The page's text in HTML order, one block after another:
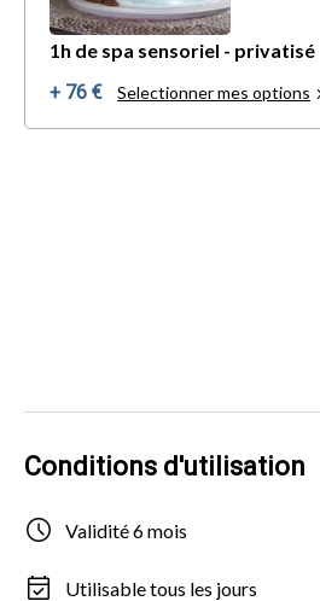
1h de spa sensoriel - privatisé
+ 76 €
Selectionner mes options
Conditions d'utilisation
Validité 6 mois
Utilisable tous les jours